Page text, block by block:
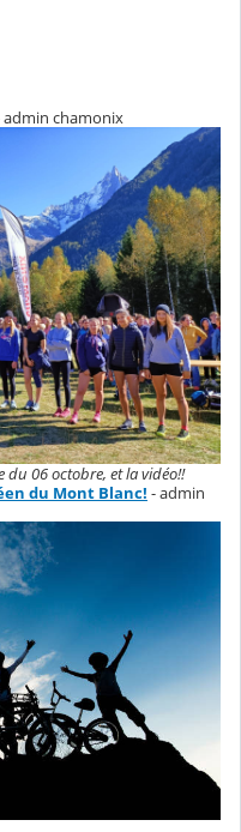
admin chamonix
du 06 octobre, et la vidéo!!
du Mont Blanc! - admin